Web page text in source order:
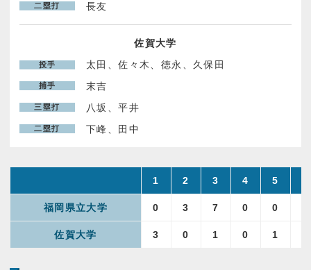
お問い合わせ
二塁打 長友
佐賀大学
投手 太田、佐々木、徳永、久保田
捕手 末吉
三塁打 八坂、平井
二塁打 下峰、田中
1 2 3 4 5
福岡県立大学 0 3 7 0 0
佐賀大学 3 0 1 0 1